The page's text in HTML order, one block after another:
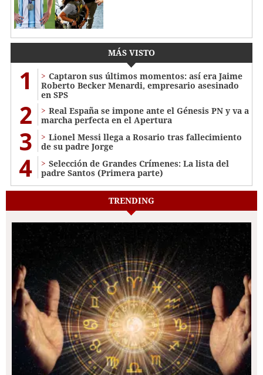
MÁS VISTO
1
Captaron sus últimos momentos: así era Jaime
Roberto Becker Menardi​​​, empresario asesinado
en SPS
2
Real España se impone ante el Génesis PN y va a
marcha perfecta en el Apertura
3
Lionel Messi llega a Rosario tras fallecimiento
de su padre Jorge
4
Selección de Grandes Crímenes: La lista del
padre Santos (Primera parte)
TRENDING